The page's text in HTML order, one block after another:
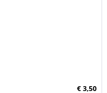
€ 3,50